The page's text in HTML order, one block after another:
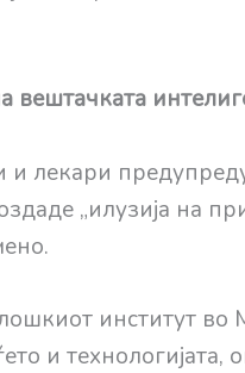
вештачката
лекари
„илузија на
институт во
и технологијата,